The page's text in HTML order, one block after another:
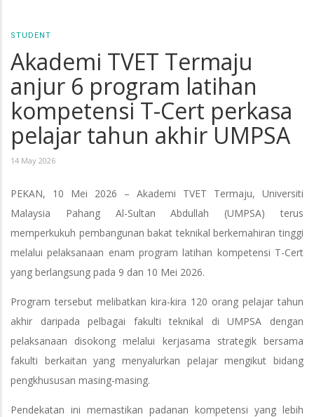
STUDENT
Akademi TVET Termaju
anjur 6 program latihan
kompetensi T-Cert perkasa
pelajar tahun akhir UMPSA
14 May 2026
PEKAN, 10 Mei 2026 – Akademi TVET Termaju, Universiti
Malaysia Pahang Al-Sultan Abdullah (UMPSA) terus
memperkukuh pembangunan bakat teknikal berkemahiran tinggi
melalui pelaksanaan enam program latihan kompetensi T-Cert
yang berlangsung pada 9 dan 10 Mei 2026.
Program tersebut melibatkan kira-kira 120 orang pelajar tahun
akhir daripada pelbagai fakulti teknikal di UMPSA dengan
pelaksanaan disokong melalui kerjasama strategik bersama
fakulti berkaitan yang menyalurkan pelajar mengikut bidang
pengkhususan masing-masing.
Pendekatan ini memastikan padanan kompetensi yang lebih